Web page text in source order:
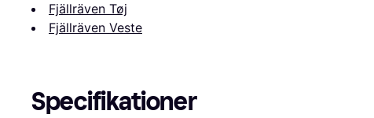
Fjällräven Tøj
Fjällräven Veste
Specifikationer